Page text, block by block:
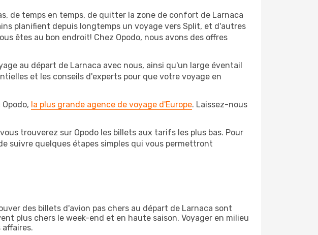
de temps en temps, de quitter la zone de confort de Larnaca
planifient depuis longtemps un voyage vers Split, et d'autres
êtes au bon endroit! Chez Opodo, nous avons des offres
au départ de Larnaca avec nous, ainsi qu'un large éventail
et les conseils d'experts pour que votre voyage en
la plus grande agence de voyage d'Europe. Laissez-nous
trouverez sur Opodo les billets aux tarifs les plus bas. Pour
suivre quelques étapes simples qui vous permettront
des billets d'avion pas chers au départ de Larnaca sont
plus chers le week-end et en haute saison. Voyager en milieu
affaires.